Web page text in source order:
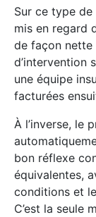
Sur ce type
mis en regard
de façon nette
d’intervention
une équipe
facturées
À l’inverse, le
bon réflexe
équivalentes,
conditions et
C’est la seule